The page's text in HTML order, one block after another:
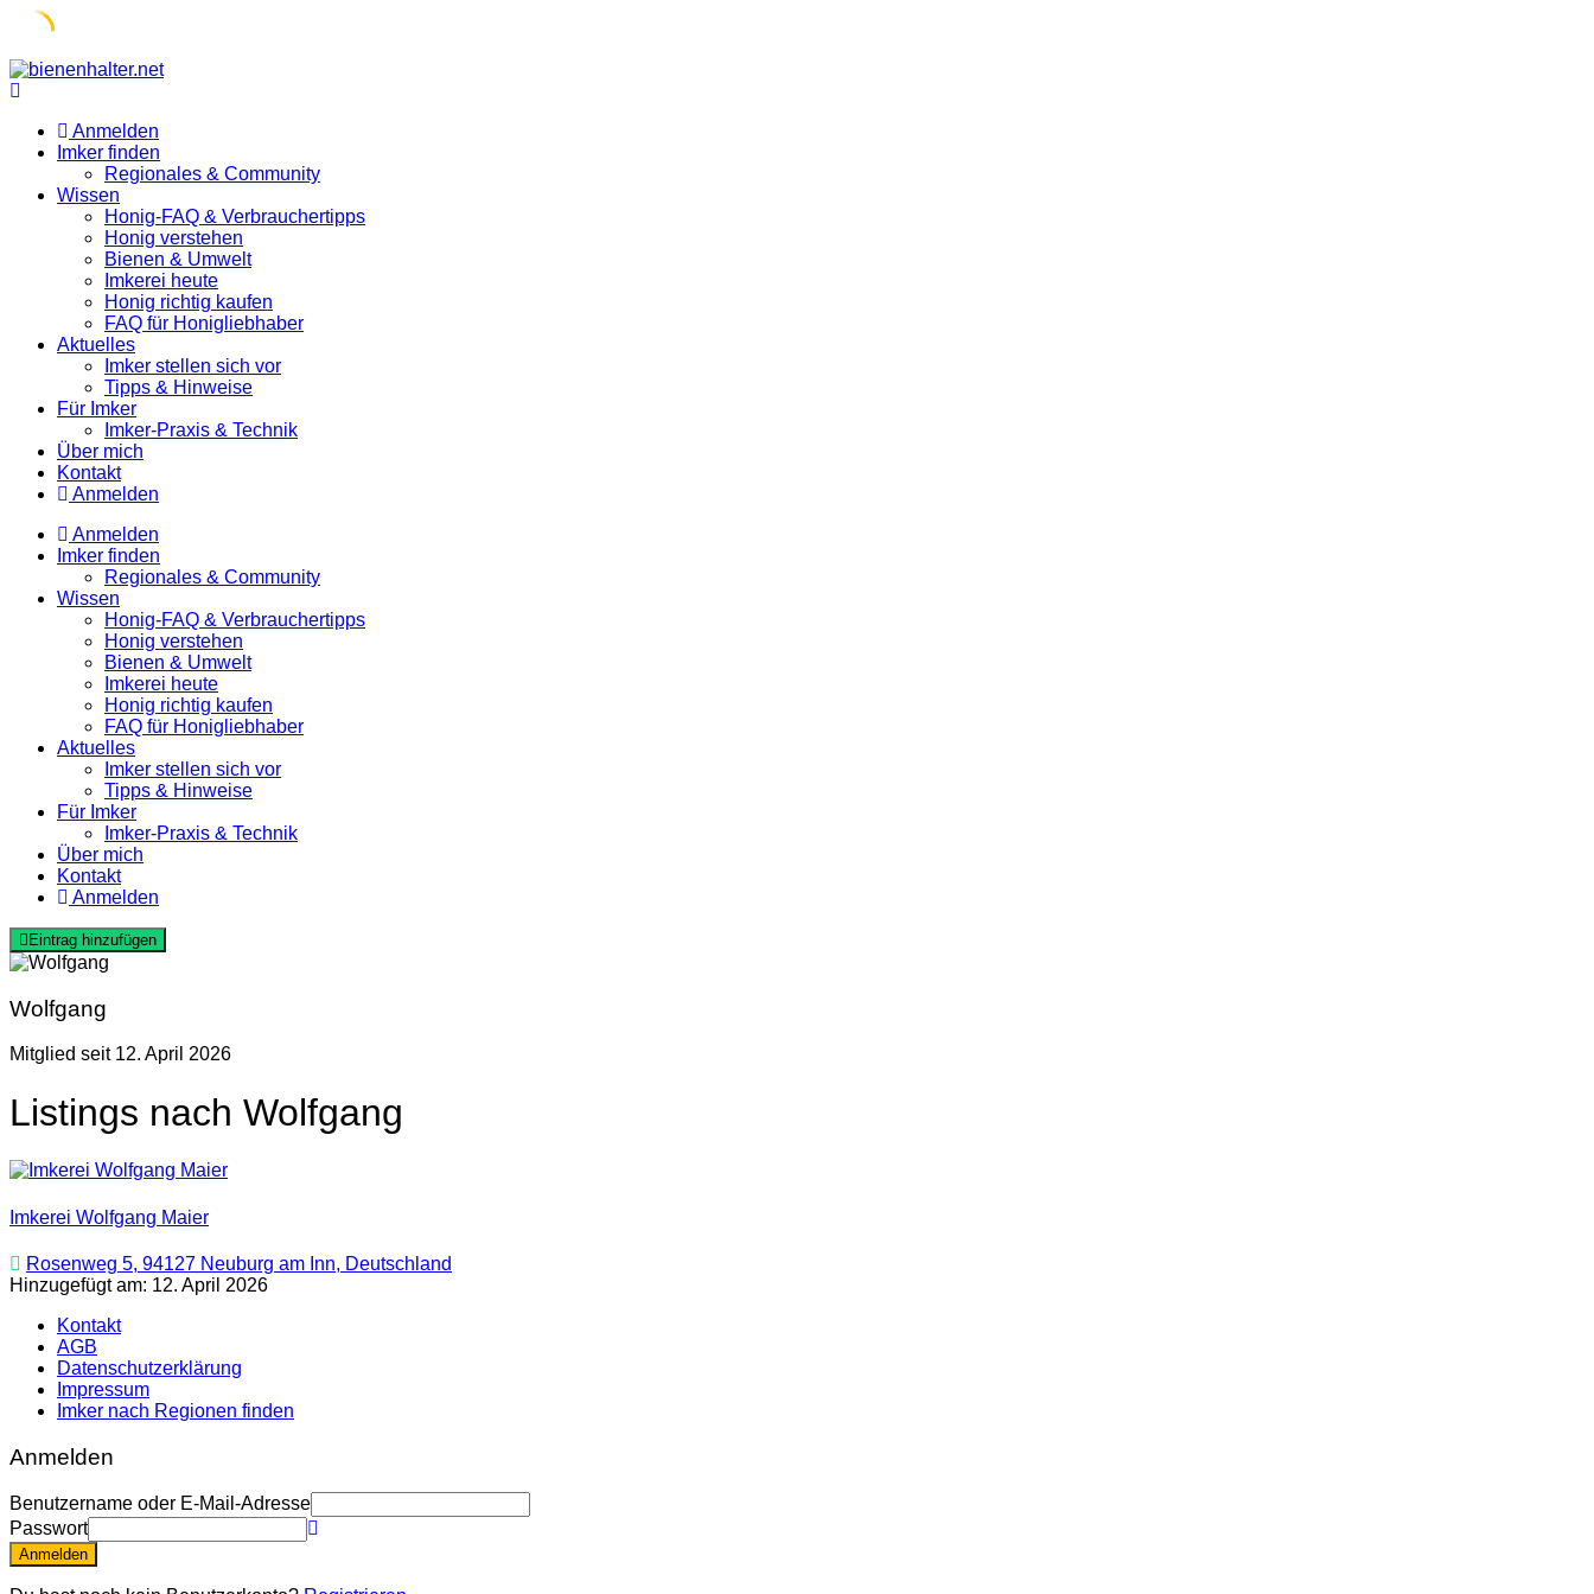
Skip
to
Anmelden
Imker finden
Regionales & Community
Wissen
Honig-FAQ & Verbrauchertipps
Honig verstehen
Bienen & Umwelt
Imkerei heute
Honig richtig kaufen
FAQ für Honigliebhaber
Aktuelles
Imker stellen sich vor
Tipps & Hinweise
Für Imker
Imker-Praxis & Technik
Über mich
Kontakt
Anmelden
Anmelden
Imker finden
Regionales & Community
Wissen
Honig-FAQ & Verbrauchertipps
Honig verstehen
Bienen & Umwelt
Imkerei heute
Honig richtig kaufen
FAQ für Honigliebhaber
Aktuelles
Imker stellen sich vor
Tipps & Hinweise
Für Imker
Imker-Praxis & Technik
Über mich
Kontakt
Anmelden
Eintrag hinzufügen
Wolfgang
Mitglied seit 12. April 2026
Listings nach Wolfgang
Imkerei Wolfgang Maier
Rosenweg 5, 94127 Neuburg am Inn, Deutschland
Hinzugefügt am: 12. April 2026
Kontakt
AGB
Datenschutzerklärung
Impressum
Imker nach Regionen finden
Anmelden
Benutzername oder E-Mail-Adresse
Passwort
Anmelden